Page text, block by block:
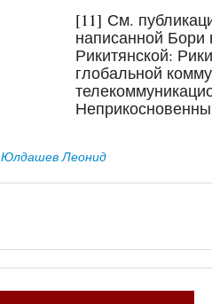
[11] См.
написанной Бори
Рикитянской:
глобальной
Юлдашев Леонид